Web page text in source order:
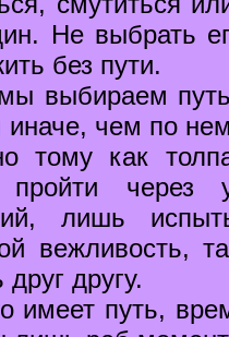
Не выбрать
без пути.
выбираем
чем по
тому как
пройти через
лишь
вежливость,
другу.
имеет путь,